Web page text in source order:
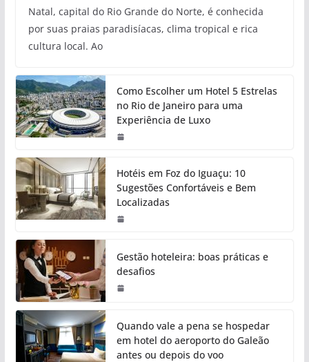
Natal, capital do Rio Grande do Norte, é conhecida
por suas praias paradisíacas, clima tropical e rica
cultura local. Ao
Como Escolher um Hotel 5 Estrelas
no Rio de Janeiro para uma
Experiência de Luxo
Hotéis em Foz do Iguaçu: 10
Sugestões Confortáveis e Bem
Localizadas
Gestão hoteleira: boas práticas e
desafios
Quando vale a pena se hospedar
em hotel do aeroporto do Galeão
antes ou depois do voo